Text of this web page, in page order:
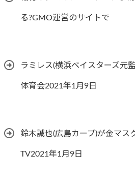
る?GMO運営のサイトで
ラミレス(横浜ベイスターズ元
体育会2021年1月9日
鈴木誠也(広島カープ)が金マス
TV2021年1月9日